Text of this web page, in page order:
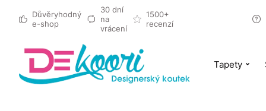
Důvěryhodný
e-shop
30 dní
na
vrácení
1500+
recenzí
Tapety